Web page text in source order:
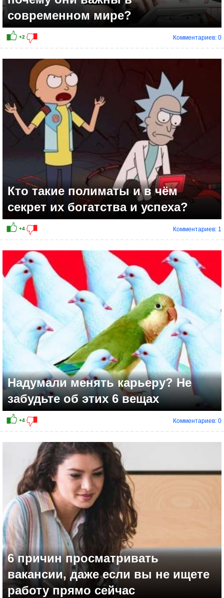
+6
современном мире?
Комментариев: 0
Кто такие полиматы и в чём
секрет их богатства и успеха?
Комментариев: 1
Надумали менять карьеру? Не
забудьте об этих 6 вещах
Комментариев: 0
6 причин просматривать
вакансии, даже если вы не ищете
работу прямо сейчас